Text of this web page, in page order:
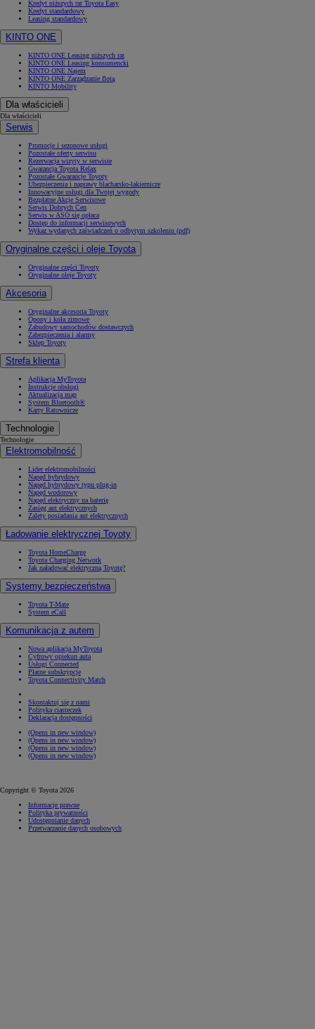
Kredyt niższych rat Toyota Easy
Kredyt standardowy
Leasing standardowy
KINTO ONE
KINTO ONE Leasing niższych rat
KINTO ONE Leasing konsumencki
KINTO ONE Najem
KINTO ONE Zarządzanie flotą
KINTO Mobility
Dla właścicieli
Dla właścicieli
Serwis
Promocje i sezonowe usługi
Pozostałe oferty serwisu
Rezerwacja wizyty w serwisie
Gwarancja Toyota Relax
Pozostałe Gwarancje Toyoty
Ubezpieczenia i naprawy blacharsko-lakiernicze
Innowacyjne usługi dla Twojej wygody
Bezpłatne Akcje Serwisowe
Serwis Dobrych Cen
Serwis w ASO się opłaca
Dostęp do informacji serwisowych
Wykaz wydanych zaświadczeń o odbytym szkoleniu (pdf)
Oryginalne części i oleje Toyota
Oryginalne części Toyoty
Oryginalne oleje Toyoty
Akcesoria
Oryginalne akcesoria Toyoty
Opony i koła zimowe
Zabudowy samochodów dostawczych
Zabezpieczenia i alarmy
Sklep Toyoty
Strefa klienta
Aplikacja MyToyota
Instrukcje obsługi
Aktualizacja map
System Bluetooth®
Karty Ratownicze
Technologie
Technologie
Elektromobilność
Lider elektromobilności
Napęd hybrydowy
Napęd hybrydowy typu plug-in
Napęd wodorowy
Napęd elektryczny na baterię
Zasięg aut elektrycznych
Zalety posiadania aut elektrycznych
Ładowanie elektrycznej Toyoty
Toyota HomeCharge
Toyota Charging Network
Jak naładować elektryczną Toyotę?
Systemy bezpieczeństwa
Toyota T-Mate
System eCall
Komunikacja z autem
Nowa aplikacja MyToyota
Cyfrowy opiekun auta
Usługi Connected
Płatne subskrypcje
Toyota Connectivity Match
Skontaktuj się z nami
Polityka ciasteczek
Deklaracja dostępności
(Opens in new window)
(Opens in new window)
(Opens in new window)
(Opens in new window)
Copyright © Toyota 2026
Informacje prawne
Polityka prywatności
Udostępnianie danych
Przetwarzanie danych osobowych